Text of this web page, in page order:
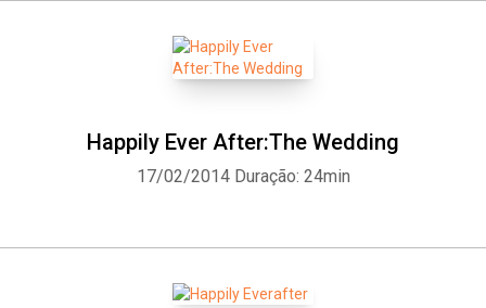
Happily Ever After:The Wedding
17/02/2014 Duração: 24min